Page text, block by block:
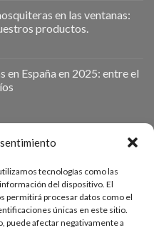
tecnologías como las
del dispositivo. El
permitirá procesar datos como el
únicas en este sitio.
afectar negativamente a
en las ventanas:
productos.
en España en 2025: entre el
puedes solicitar un
formulario de solicitud